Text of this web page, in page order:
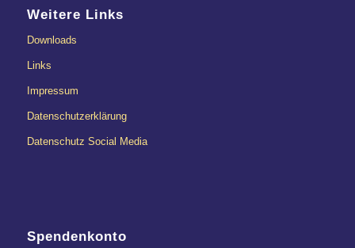
Weitere Links
Downloads
Links
Impressum
Datenschutzerklärung
Datenschutz Social Media
Spendenkonto